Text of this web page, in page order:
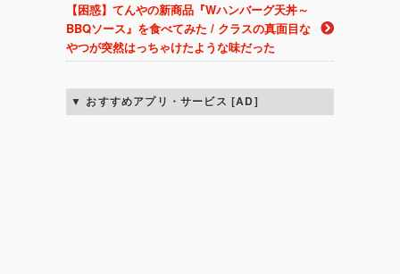
【困惑】てんやの新商品『Wハンバーグ天丼～
BBQソース』を食べてみた / クラスの真面目な
やつが突然はっちゃけたような味だった
おすすめアプリ・サービス [AD]